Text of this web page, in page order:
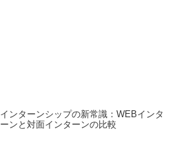
インターンシップの新常識：WEBインタ
ーンと対面インターンの比較